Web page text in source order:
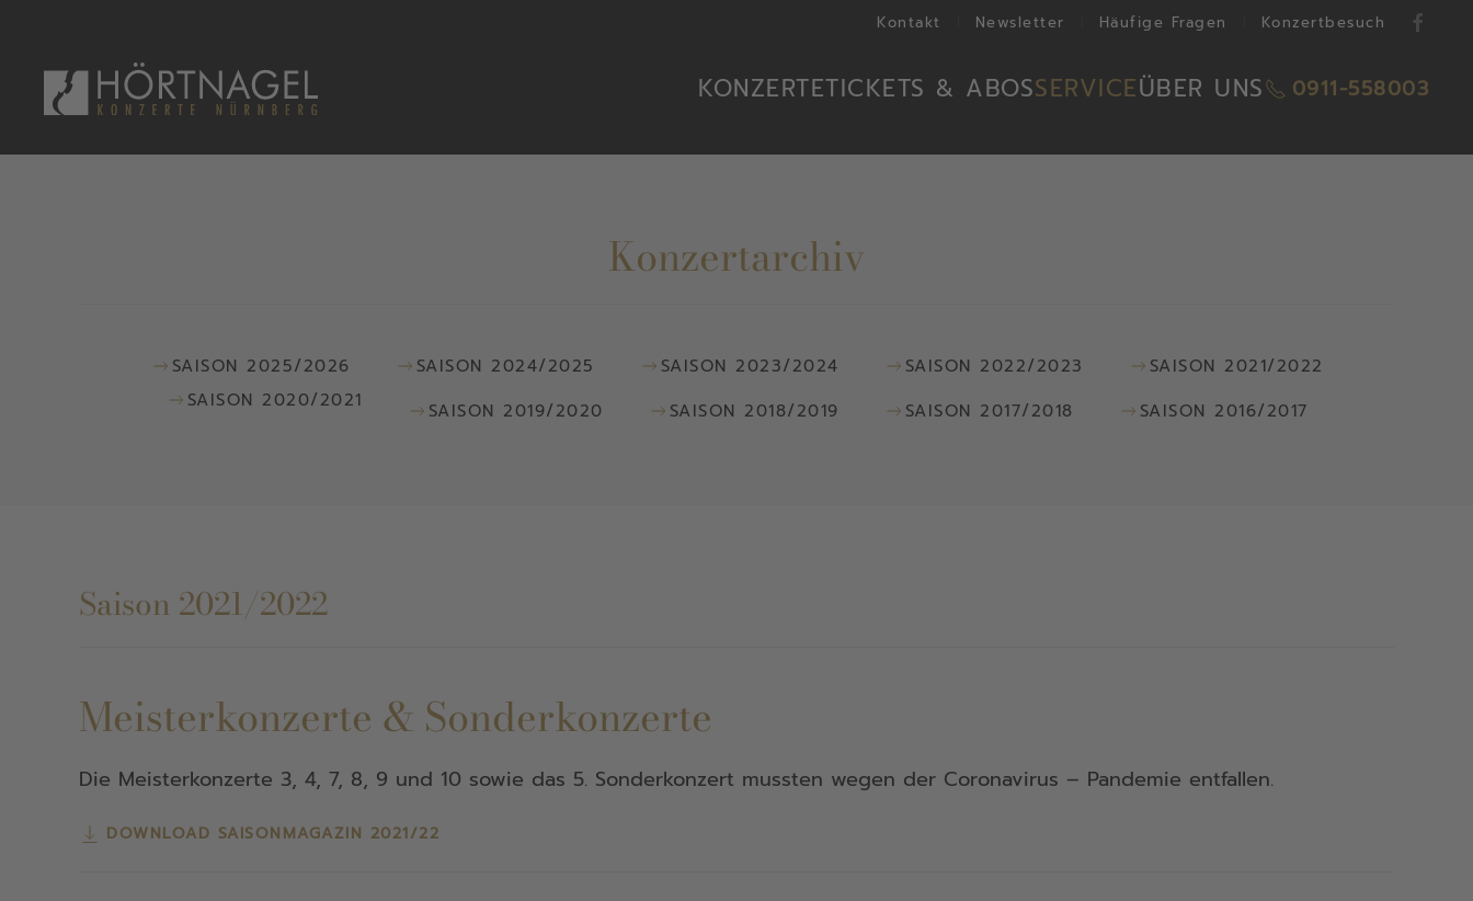
Kontakt Newsletter Häufige Fragen Konzertbesuch
KONZERTETICKETS & ABOSSERVICEÜBER UNS 0911-558003
Konzertarchiv
SAISON 2025/2026 SAISON 2024/2025 SAISON 2023/2024 SAISON 2022/2023
SAISON 2021/2022
SAISON 2020/2021
SAISON 2019/2020 SAISON 2018/2019 SAISON 2017/2018 SAISON 2016/2017
Saison 2021/2022
Meisterkonzerte & Sonderkonzerte
Die Meisterkonzerte 3, 4, 7, 8, 9 und 10 sowie das 5. Sonderkonzert mussten wegen der Coronavirus – Pandemie entfallen.
DOWNLOAD SAISONMAGAZIN 2021/22